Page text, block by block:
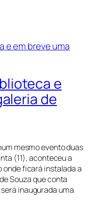
e
de
mesmo evento duas
(11), aconteceu a
onde ficará instalada a
Souza que conta
inaugurada uma